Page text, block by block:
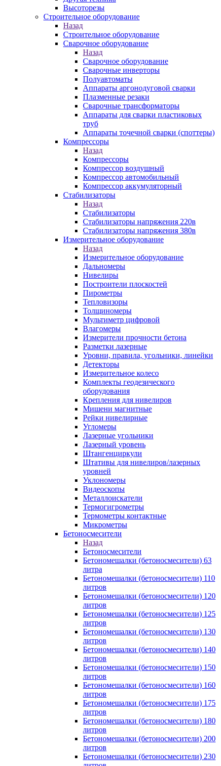
Высоторезы
Строительное оборудование
Назад
Строительное оборудование
Сварочное оборудование
Назад
Сварочное оборудование
Сварочные инверторы
Полуавтоматы
Аппараты аргонодуговой сварки
Плазменные резаки
Сварочные трансформаторы
Аппараты для сварки пластиковых
труб
Аппараты точечной сварки (споттеры)
Компрессоры
Назад
Компрессоры
Компрессор воздушный
Компрессор автомобильный
Компрессор аккумуляторный
Стабилизаторы
Назад
Стабилизаторы
Стабилизаторы напряжения 220в
Стабилизаторы напряжения 380в
Измерительное оборудование
Назад
Измерительное оборудование
Дальномеры
Нивелиры
Построители плоскостей
Пирометры
Тепловизоры
Толщиномеры
Мультиметр цифровой
Влагомеры
Измерители прочности бетона
Разметки лазерные
Уровни, правила, угольники, линейки
Детекторы
Измерительное колесо
Комплекты геодезического
оборудования
Крепления для нивелиров
Мишени магнитные
Рейки нивелирные
Угломеры
Лазерные угольники
Лазерный уровень
Штангенциркули
Штативы для нивелиров/лазерных
уровней
Уклономеры
Видеоскопы
Металлоискатели
Термогигрометры
Термометры контактные
Микрометры
Бетоносмесители
Назад
Бетоносмесители
Бетономешалки (бетоносмесители) 63
литра
Бетономешалки (бетоносмесители) 110
литров
Бетономешалки (бетоносмесители) 120
литров
Бетономешалки (бетоносмесители) 125
литров
Бетономешалки (бетоносмесители) 130
литров
Бетономешалки (бетоносмесители) 140
литров
Бетономешалки (бетоносмесители) 150
литров
Бетономешалки (бетоносмесители) 160
литров
Бетономешалки (бетоносмесители) 175
литров
Бетономешалки (бетоносмесители) 180
литров
Бетономешалки (бетоносмесители) 200
литров
Бетономешалки (бетоносмесители) 230